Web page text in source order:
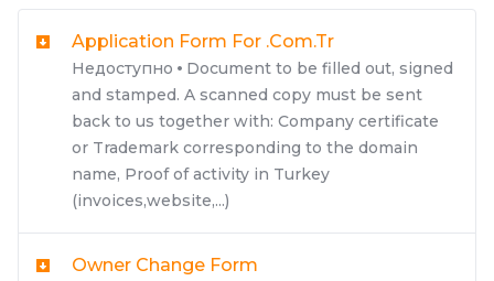
Application Form For .com.tr
Недоступно
Document to be filled out, signed
and stamped. A scanned copy must be sent
back to us together with: Company certificate
or Trademark corresponding to the domain
name, Proof of activity in Turkey
(invoices,website,...)
Owner Change Form